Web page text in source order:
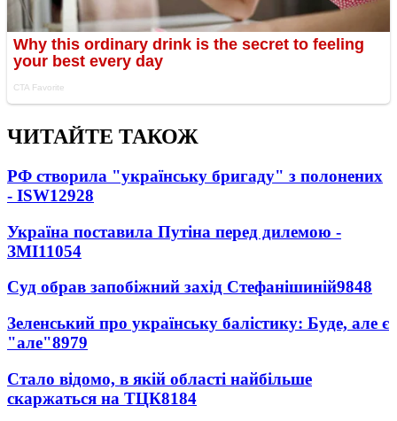
ЧИТАЙТЕ ТАКОЖ
РФ створила "українську бригаду" з полонених
- ISW12928
Україна поставила Путіна перед дилемою -
ЗМІ11054
Суд обрав запобіжний захід Стефанішиній9848
Зеленський про українську балістику: Буде, але є
"але"8979
Стало відомо, в якій області найбільше
скаржаться на ТЦК8184